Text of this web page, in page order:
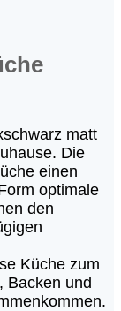
matt
Die
einen
optimale
den
Küche zum
Backen und